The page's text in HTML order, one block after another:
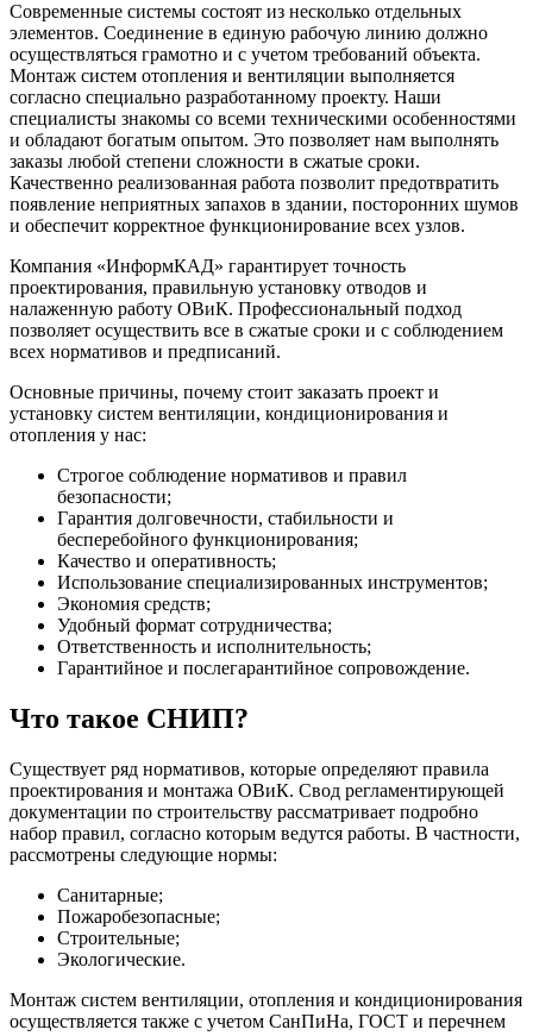
Современные системы состоят из несколько отдельных
элементов. Соединение в единую рабочую линию должно
осуществляться грамотно и с учетом требований объекта.
Монтаж систем отопления и вентиляции выполняется
согласно специально разработанному проекту. Наши
специалисты знакомы со всеми техническими особенностями
и обладают богатым опытом. Это позволяет нам выполнять
заказы любой степени сложности в сжатые сроки.
Качественно реализованная работа позволит предотвратить
появление неприятных запахов в здании, посторонних шумов
и обеспечит корректное функционирование всех узлов.
Компания «ИнформКАД» гарантирует точность
проектирования, правильную установку отводов и
налаженную работу ОВиК. Профессиональный подход
позволяет осуществить все в сжатые сроки и с соблюдением
всех нормативов и предписаний.
Основные причины, почему стоит заказать проект и
установку систем вентиляции, кондиционирования и
отопления у нас:
Строгое соблюдение нормативов и правил
безопасности;
Гарантия долговечности, стабильности и
бесперебойного функционирования;
Качество и оперативность;
Использование специализированных инструментов;
Экономия средств;
Удобный формат сотрудничества;
Ответственность и исполнительность;
Гарантийное и послегарантийное сопровождение.
Что такое СНИП?
Существует ряд нормативов, которые определяют правила
проектирования и монтажа ОВиК. Свод регламентирующей
документации по строительству рассматривает подробно
набор правил, согласно которым ведутся работы. В частности,
рассмотрены следующие нормы:
Санитарные;
Пожаробезопасные;
Строительные;
Экологические.
Монтаж систем вентиляции, отопления и кондиционирования
осуществляется также с учетом СанПиНа, ГОСТ и перечнем